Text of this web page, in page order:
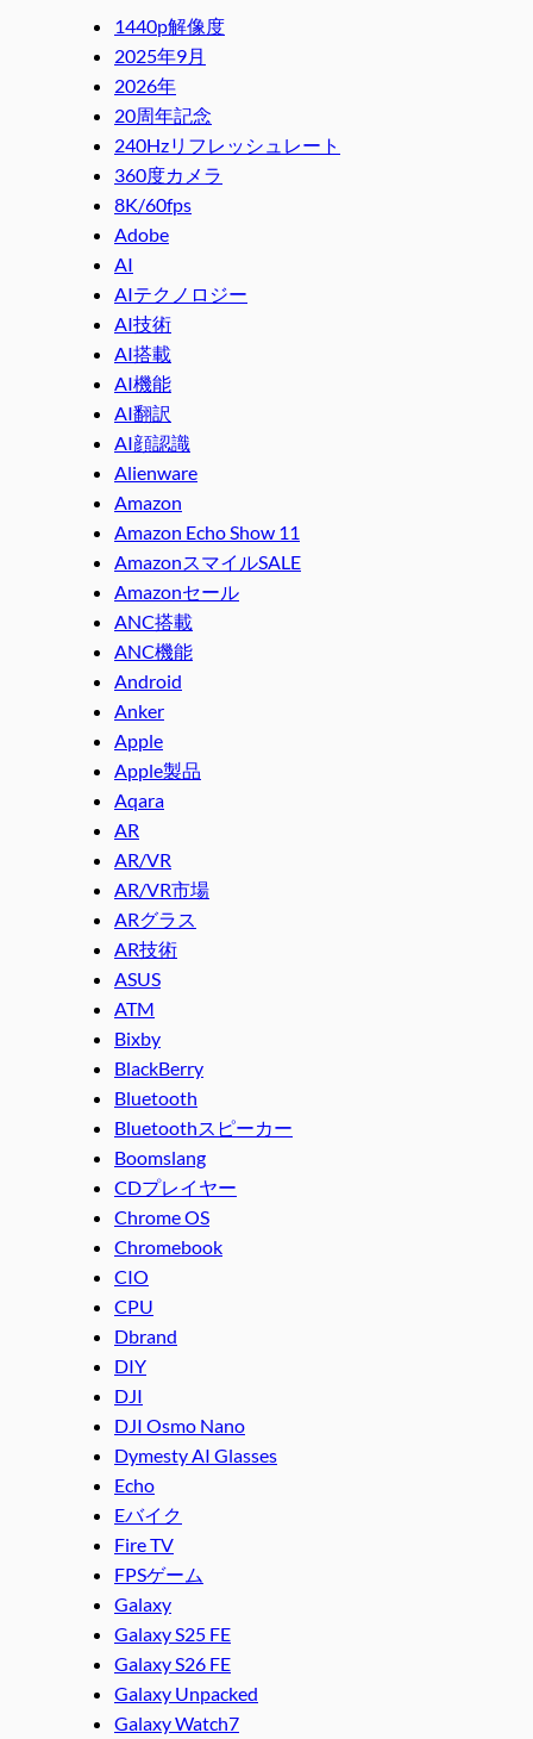
1440p解像度
2025年9月
2026年
20周年記念
240Hzリフレッシュレート
360度カメラ
8K/60fps
Adobe
AI
AIテクノロジー
AI技術
AI搭載
AI機能
AI翻訳
AI顔認識
Alienware
Amazon
Amazon Echo Show 11
AmazonスマイルSALE
Amazonセール
ANC搭載
ANC機能
Android
Anker
Apple
Apple製品
Aqara
AR
AR/VR
AR/VR市場
ARグラス
AR技術
ASUS
ATM
Bixby
BlackBerry
Bluetooth
Bluetoothスピーカー
Boomslang
CDプレイヤー
Chrome OS
Chromebook
CIO
CPU
Dbrand
DIY
DJI
DJI Osmo Nano
Dymesty AI Glasses
Echo
Eバイク
Fire TV
FPSゲーム
Galaxy
Galaxy S25 FE
Galaxy S26 FE
Galaxy Unpacked
Galaxy Watch7